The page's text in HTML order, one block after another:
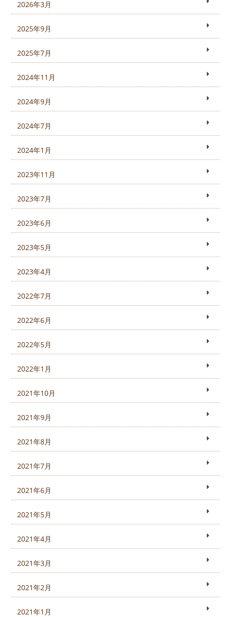
2026年3月
2025年9月
2025年7月
2024年11月
2024年9月
2024年7月
2024年1月
2023年11月
2023年7月
2023年6月
2023年5月
2023年4月
2022年7月
2022年6月
2022年5月
2022年1月
2021年10月
2021年9月
2021年8月
2021年7月
2021年6月
2021年5月
2021年4月
2021年3月
2021年2月
2021年1月